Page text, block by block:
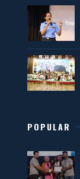
POPULAR